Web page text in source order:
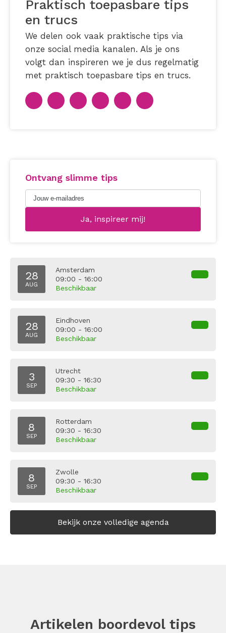
Praktisch toepasbare tips
en trucs
We delen ook vaak praktische tips via
onze social media kanalen. Als je ons
volgt dan inspireren we je dus regelmatig
met praktisch toepasbare tips en trucs.
Ontvang slimme tips
28
AUG
Amsterdam
09:00 - 16:00
Beschikbaar
28
AUG
Eindhoven
09:00 - 16:00
Beschikbaar
3
SEP
Utrecht
09:30 - 16:30
Beschikbaar
8
SEP
Rotterdam
09:30 - 16:30
Beschikbaar
8
SEP
Zwolle
09:30 - 16:30
Beschikbaar
Bekijk onze volledige agenda
Artikelen boordevol tips